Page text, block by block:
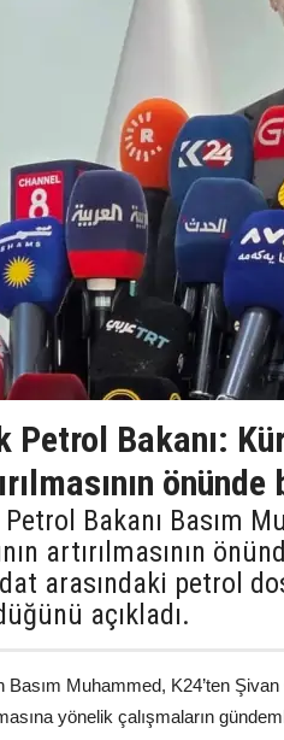
Petrol Bakanı:
Bakanı Basım
artırılmasının
arasındaki petrol
açıkladı.
Basım Muhammed, K24’ten Şivan
yönelik çalışmaların